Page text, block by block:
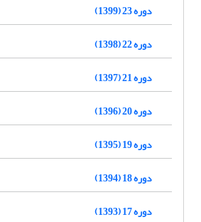
دوره 23 (1399)
دوره 22 (1398)
دوره 21 (1397)
دوره 20 (1396)
دوره 19 (1395)
دوره 18 (1394)
دوره 17 (1393)